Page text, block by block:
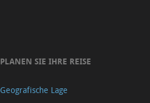
PLANEN SIE IHRE REISE
Geografische Lage